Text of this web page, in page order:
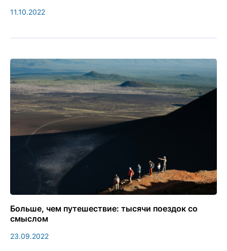
11.10.2022
Больше, чем путешествие: тысячи поездок со
смыслом
23.09.2022